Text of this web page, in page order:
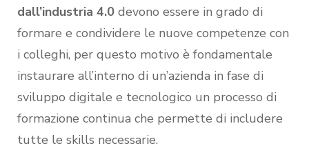
dall’industria 4.0 devono essere in grado di
formare e condividere le nuove competenze con
i colleghi, per questo motivo è fondamentale
instaurare all’interno di un’azienda in fase di
sviluppo digitale e tecnologico un processo di
formazione continua che permette di includere
tutte le skills necessarie.